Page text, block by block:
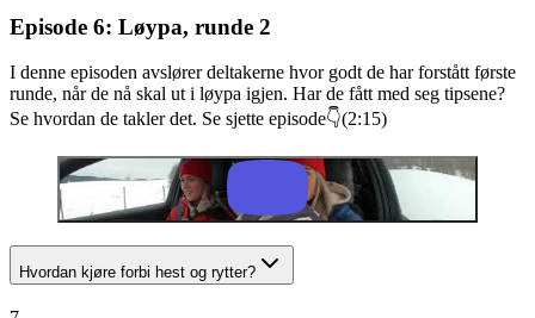
Episode 6: Løypa, runde 2
I denne episoden avslører deltakerne hvor godt de har forstått første
runde, når de nå skal ut i løypa igjen. Har de fått med seg tipsene?
Se hvordan de takler det. Se sjette episode👇(2:15)
Hvordan kjøre forbi hest og rytter?